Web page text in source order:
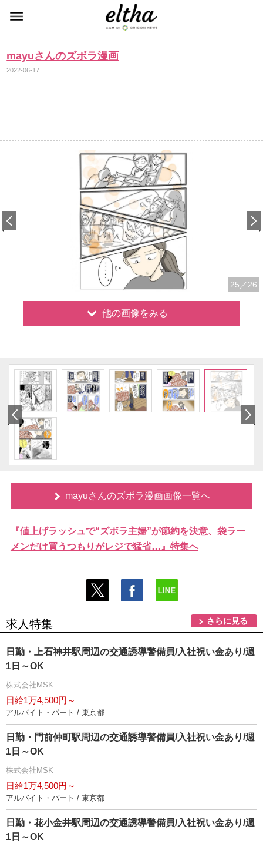
mayuさんのズボラ漫画
2022-06-17
25 ／26
他の画像をみる
mayuさんのズボラ漫画画像一覧へ
『値上げラッシュで“ズボラ主婦”が節約を決意、袋ラー
メンだけ買うつもりがレジで猛省…』特集へ
求人特集 さらに見る
日勤・上石神井駅周辺の交通誘導警備員/入社祝い金あり/週
1日～OK
株式会社MSK
日給1万4,500円～
アルバイト・パート / 東京都
日勤・門前仲町駅周辺の交通誘導警備員/入社祝い金あり/週
1日～OK
株式会社MSK
日給1万4,500円～
アルバイト・パート / 東京都
日勤・花小金井駅周辺の交通誘導警備員/入社祝い金あり/週
1日～OK